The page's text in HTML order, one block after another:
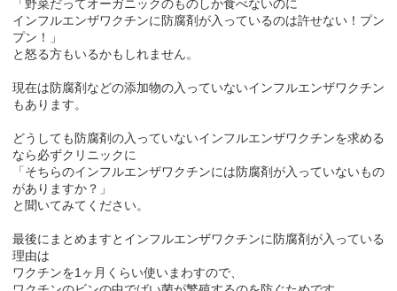
「野菜だってオーガニックのものしか食べないのに
インフルエンザワクチンに防腐剤が入っているのは許せない！プン
プン！」
と怒る方もいるかもしれません。
現在は防腐剤などの添加物の入っていないインフルエンザワクチン
もあります。
どうしても防腐剤の入っていないインフルエンザワクチンを求める
なら必ずクリニックに
「そちらのインフルエンザワクチンには防腐剤が入っていないもの
がありますか？」
と聞いてみてください。
最後にまとめますとインフルエンザワクチンに防腐剤が入っている
理由は
ワクチンを1ヶ月くらい使いまわすので、